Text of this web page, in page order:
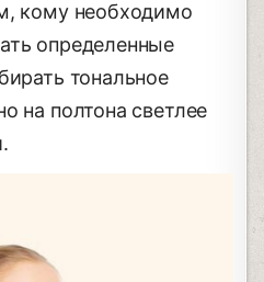
кому необходимо
определенные
тональное
на полтона светлее